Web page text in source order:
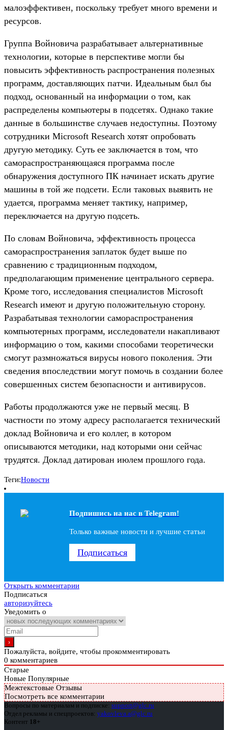
малоэффективен, поскольку требует много времени и
ресурсов.
Группа Войновича разрабатывает альтернативные
технологии, которые в перспективе могли бы
повысить эффективность распространения полезных
программ, доставляющих патчи. Идеальным был бы
подход, основанный на информации о том, как
распределены компьютеры в подсетях. Однако такие
данные в большинстве случаев недоступны. Поэтому
сотрудники Microsoft Research хотят опробовать
другую методику. Суть ее заключается в том, что
самораспространяющаяся программа после
обнаружения доступного ПК начинает искать другие
машины в той же подсети. Если таковых выявить не
удается, программа меняет тактику, например,
переключается на другую подсеть.
По словам Войновича, эффективность процесса
самораспространения заплаток будет выше по
сравнению с традиционным подходом,
предполагающим применение центрального сервера.
Кроме того, исследования специалистов Microsoft
Research имеют и другую положительную сторону.
Разрабатывая технологии самораспространения
компьютерных программ, исследователи накапливают
информацию о том, какими способами теоретически
смогут размножаться вирусы нового поколения. Эти
сведения впоследствии могут помочь в создании более
совершенных систем безопасности и антивирусов.
Работы продолжаются уже не первый месяц. В
частности по этому адресу располагается технический
доклад Войновича и его коллег, в котором
описываются методики, над которыми они сейчас
трудятся. Доклад датирован июлем прошлого года.
Теги:Новости
Подпишись на наc в Telegram!
Только важные новости и лучшие статьи
Подписаться
Открыть комментарии
Подписаться
авторизуйтесь
Уведомить о
Пожалуйста, войдите, чтобы прокомментировать
0 комментариев
Старые
Новые Популярные
Межтекстовые Отзывы
Посмотреть все комментарии
Вопросы по материалам и подписке: support@glc.ru
Отдел рекламы и спецпроектов: yakovleva.a@glc.ru
Контент 18+